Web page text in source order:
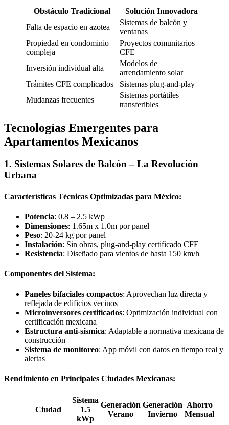
Obstáculo Tradicional
Solución Innovadora
Falta de espacio en azotea
Sistemas de balcón y
ventanas
Propiedad en condominio
compleja
Proyectos comunitarios
CFE
Inversión individual alta
Modelos de
arrendamiento solar
Trámites CFE complicados
Sistemas plug-and-play
Mudanzas frecuentes
Sistemas portátiles
transferibles
Tecnologías Emergentes para
Apartamentos Mexicanos
1. Sistemas Solares de Balcón – La Revolución
Urbana
Características Técnicas Optimizadas para México:
Potencia: 0.8 – 2.5 kWp
Dimensiones: 1.65m x 1.0m por panel
Peso: 20-24 kg por panel
Instalación: Sin obras, plug-and-play certificado CFE
Resistencia: Diseñado para vientos de hasta 150 km/h
Componentes del Sistema:
Paneles bifaciales compactos: Aprovechan luz directa y
reflejada de edificios vecinos
Microinversores certificados: Optimización individual con
certificación mexicana
Estructura anti-sísmica: Adaptable a normativa mexicana de
construcción
Sistema de monitoreo: App móvil con datos en tiempo real y
alertas
Rendimiento en Principales Ciudades Mexicanas:
Ciudad
Sistema
1.5
kWp
Generación
Verano
Generación
Invierno
Ahorro
Mensual